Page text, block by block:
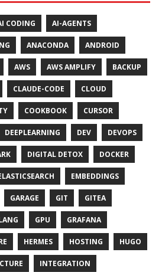
CODING AI-AGENTS
ANACONDA ANDROID
AWS AWS AMPLIFY BACKUP
CLAUDE-CODE CLOUD
COOKBOOK CURSOR
DEEPLEARNING DEV DEVOPS
DIGITAL DETOX DOCKER
EMBEDDINGS
GARAGE GIT GITEA
GPU GRAFANA
HERMES HOSTING HUGO
INTEGRATION